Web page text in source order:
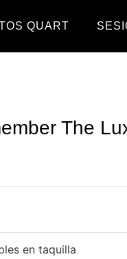
QUART
The
en taquilla